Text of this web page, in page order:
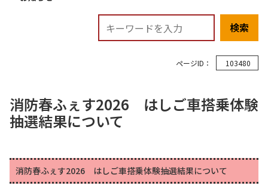
検索
ページID： 103480
消防春ふぇす2026 はしご車搭乗体験
抽選結果について
消防春ふぇす2026 はしご車搭乗体験抽選結果について